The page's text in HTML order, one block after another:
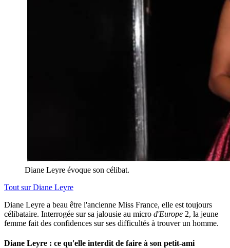
Diane Leyre évoque son célibat.
Tout surDiane Leyre
Diane Leyre a beau être l'ancienne Miss France, elle est toujours
célibataire. Interrogée sur sa jalousie au micro d'Europe 2, la jeune
femme fait des confidences sur ses difficultés à trouver un homme.
Diane Leyre : ce qu'elle interdit de faire à son petit-ami